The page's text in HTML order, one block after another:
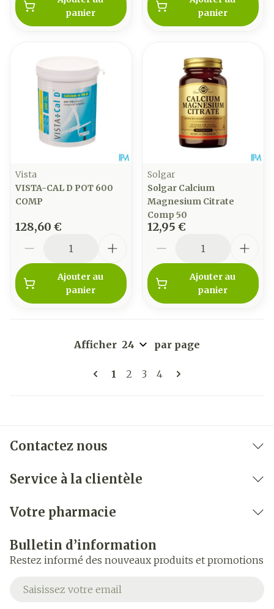
panier
panier
Vista
VISTA-CAL D POT 600
COMP
128,60 €
Ajouter au
panier
Solgar
Solgar Calcium
Magnesium Citrate
Comp 50
12,95 €
Ajouter au
panier
Pages
Vous lisez actuellement la
1 Page
2 Page
3 Page
4
Afficher par page
Contactez nous
Service à la clientèle
Votre pharmacie
Bulletin d’information
Restez informé des nouveaux produits et promotions
Adresse mail